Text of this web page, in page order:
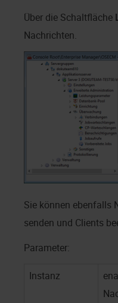
Über die Schaltfläche
Nachrichten.
Sie können ebenfalls
senden und Clients
Parameter:
Instanz